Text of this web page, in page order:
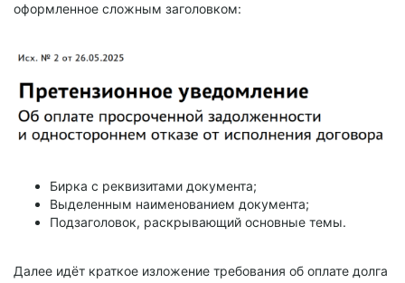
оформленное сложным заголовком:
Бирка с реквизитами документа;
Выделенным наименованием документа;
Подзаголовок, раскрывающий основные темы.
Далее идёт краткое изложение требования об оплате долга